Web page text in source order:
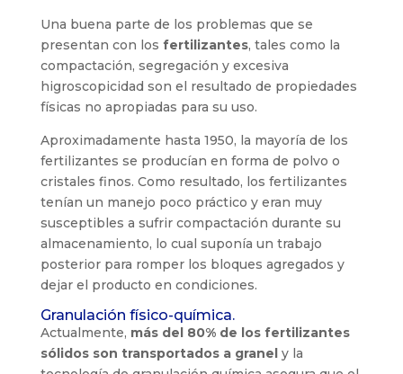
Una buena parte de los problemas que se
presentan con los fertilizantes, tales como la
compactación, segregación y excesiva
higroscopicidad son el resultado de propiedades
físicas no apropiadas para su uso.
Aproximadamente hasta 1950, la mayoría de los
fertilizantes se producían en forma de polvo o
cristales finos. Como resultado, los fertilizantes
tenían un manejo poco práctico y eran muy
susceptibles a sufrir compactación durante su
almacenamiento, lo cual suponía un trabajo
posterior para romper los bloques agregados y
dejar el producto en condiciones.
Granulación físico-química.
Actualmente, más del 80% de los fertilizantes
sólidos son transportados a granely la